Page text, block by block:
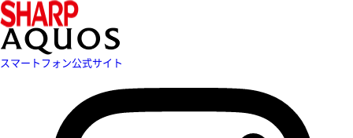
スマートフォン公式サイト